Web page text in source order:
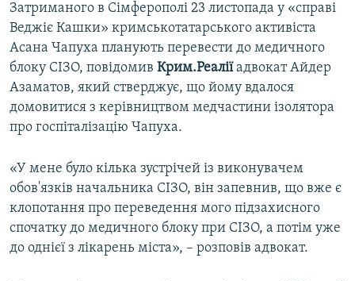
Усі сайти RFE/RL
Затриманого в Сімферополі 23 листопада у «справі
Веджіє Кашки» кримськотатарського активіста
Асана Чапуха планують перевести до медичного
блоку СІЗО, повідомив Крим.Реаліїадвокат Айдер
Азаматов, який стверджує, що йому вдалося
домовитися з керівництвом медчастини ізолятора
про госпіталізацію Чапуха.
«У мене було кілька зустрічей із виконувачем
обов'язків начальника СІЗО, він запевнив, що вже є
клопотання про переведення мого підзахисного
спочатку до медичного блоку при СІЗО, а потім уже
до однієї з лікарень міста», – розповів адвокат.